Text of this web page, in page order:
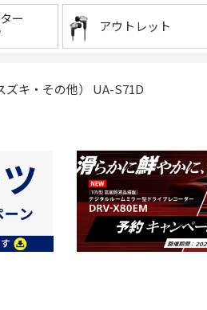
ー
アウトレット
ズキ・その他） UA-S71D